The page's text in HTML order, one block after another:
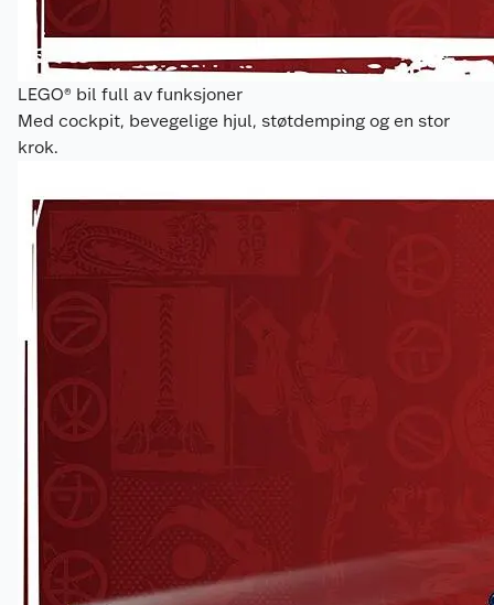
LEGO® bil full av funksjoner
Med cockpit, bevegelige hjul, støtdemping og en stor
krok.